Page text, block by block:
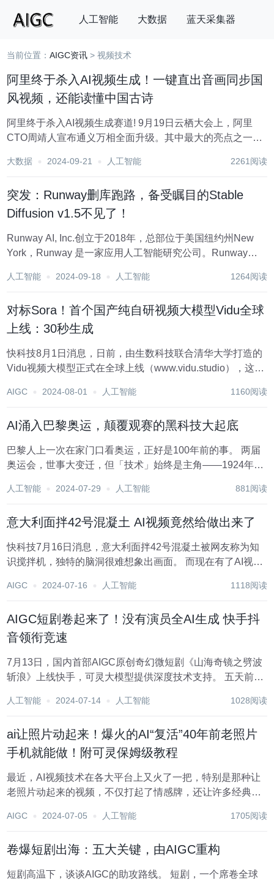
人工智能 大数据 蓝天采集器
搜索
当前位置：AIGC资讯 > 视频技术
阿里终于杀入AI视频生成！一键直出音画同步国
风视频，还能读懂中国古诗
阿里终于杀入AI视频生成赛道! 9月19日云栖大会上，阿里
CTO周靖人宣布通义万相全面升级。其中最大的亮点之一便
端，并且面向公众免费开放。 不用排队、也不用到处借号
大数据 2024-09-21 人工智能 2261阅读
突发：Runway删库跑路，备受瞩目的Stable
Diffusion v1.5不见了！
Runway AI, Inc.创立于2018年，总部位于美国纽约州New
York，Runway 是一家应用人工智能研究公司。Runway在
资界的新星，其产品Runway ML参与制作的《瞬息全宇宙...
人工智能 2024-09-18 人工智能 1264阅读
对标Sora！首个国产纯自研视频大模型Vidu全球
上线：30秒生成
快科技8月1日消息，日前，由生数科技联合清华大学打造的
Vidu视频大模型正式在全球上线（www.vidu.studio），这也
生视频、图生视频两大核心功能，提供4秒和8秒两种时长选
AIGC 2024-08-01 人工智能 1160阅读
AI涌入巴黎奥运，颠覆观赛的黑科技大起底
巴黎人上一次在家门口看奥运，正好是100年前的事。 两届
奥运会，世事大变迁，但「技术」始终是主角——1924年，
播，极大扩大了赛事的观众范围。2024年，收音机已是“时代
人工智能 2024-07-29 人工智能 881阅读
意大利面拌42号混凝土 AI视频竟然给做出来了
快科技7月16日消息，意大利面拌42号混凝土被网友称为知
识搅拌机，独特的脑洞很难想象出画面。 而现在有了AI视
还原了整段话，哪怕画面再离谱，转场依然很顺滑。 据了
AIGC 2024-07-16 人工智能 1118阅读
AIGC短剧卷起来了！没有演员全AI生成 快手抖
音领衔竞速
7月13日，国内首部AIGC原创奇幻微短剧《山海奇镜之劈波
斩浪》上线快手，可灵大模型提供深度技术支持。 五天前，
录》上线，抖音视频大模型即梦提供技术支持。 一周之内，
人工智能 2024-07-14 人工智能 1028阅读
ai让照片动起来！爆火的AI“复活”40年前老照片
手机就能做！附可灵保姆级教程
最近，AI视频技术在各大平台上又火了一把，特别是那种让
老照片动起来的视频，不仅打起了情感牌，还让许多经典电
通过AI的魔力，变得栩栩如生，仿佛又回到了那个年代。...
AIGC 2024-07-05 人工智能 1705阅读
卷爆短剧出海：五大关键，由AIGC重构
短剧高温下，谈谈AIGC的助攻路线。 短剧，一个席卷全球